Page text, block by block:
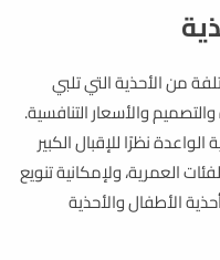
من الأحذية التي تلبي
والأسعار التنافسية.
نظرًا للإقبال الكبير
العمرية، ولإمكانية تنويع
الأطفال والأحذية